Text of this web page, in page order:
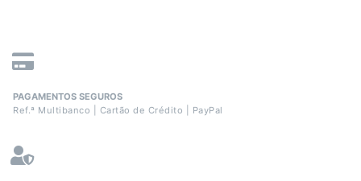
PAGAMENTOS SEGUROS
Ref.ª Multibanco | Cartão de Crédito | PayPal